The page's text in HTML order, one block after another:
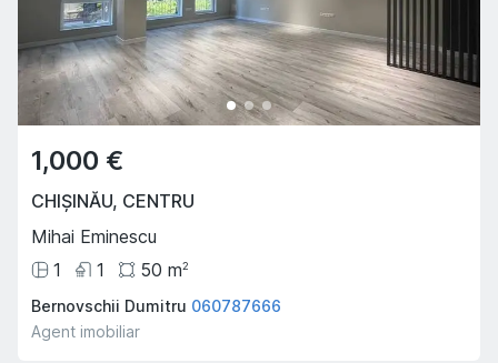
1,000 €
CHIȘINĂU, CENTRU
Mihai Eminescu
1
1 50 m2
Bernovschii Dumitru 060787666
Agent imobiliar